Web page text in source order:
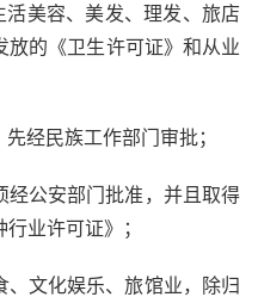
活美容、美发、理发、旅店
的《卫生许可证》和从业
经民族工作部门审批；
经公安部门批准，并且取得
业许可证》；
、文化娱乐、旅馆业，除归